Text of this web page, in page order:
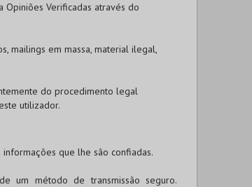
Verificadas através do
mailings em massa, material ilegal,
do procedimento legal
utilizador.
que lhe são confiadas.
um método de transmissão seguro.